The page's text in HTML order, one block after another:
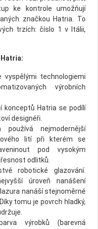
ke kontrole umožňují
značkou Hatria. To
trzích: číslo 1 v Itálii,
vyspělými technologiemi
výrobních
konceptů Hatria se podílí
designéři.
používá nejmodernější
lití při kterém se
pod vysokým
odlitků.
robotické glazování.
úroveň nanášení
nanáší stejnoměrné
tomu je povrch hladký,
výrobků (barevná